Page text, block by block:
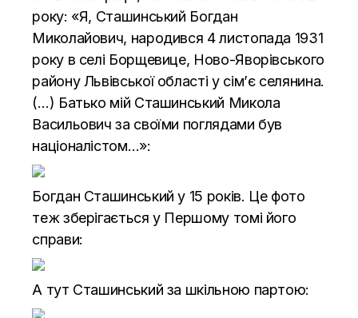
року: «Я, Сташинський Богдан
Миколайович, народився 4 листопада 1931
року в селі Борщевице, Ново-Яворівського
району Львівської області у сім’є селянина.
(…) Батько мій Сташинський Микола
Васильович за своїми поглядами був
націоналістом…»:
Богдан Сташинський у 15 років. Це фото
теж зберігається у Першому томі його
справи:
А тут Сташинський за шкільною партою: